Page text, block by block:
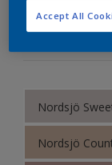
Colour
Colour
Colour Futures
Colour
Nordsjö
Nordsjö
Accept All